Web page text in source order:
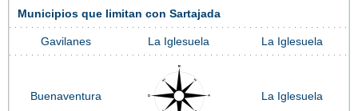
Municipios que limitan con Sartajada
Gavilanes La Iglesuela La Iglesuela
Buenaventura La Iglesuela